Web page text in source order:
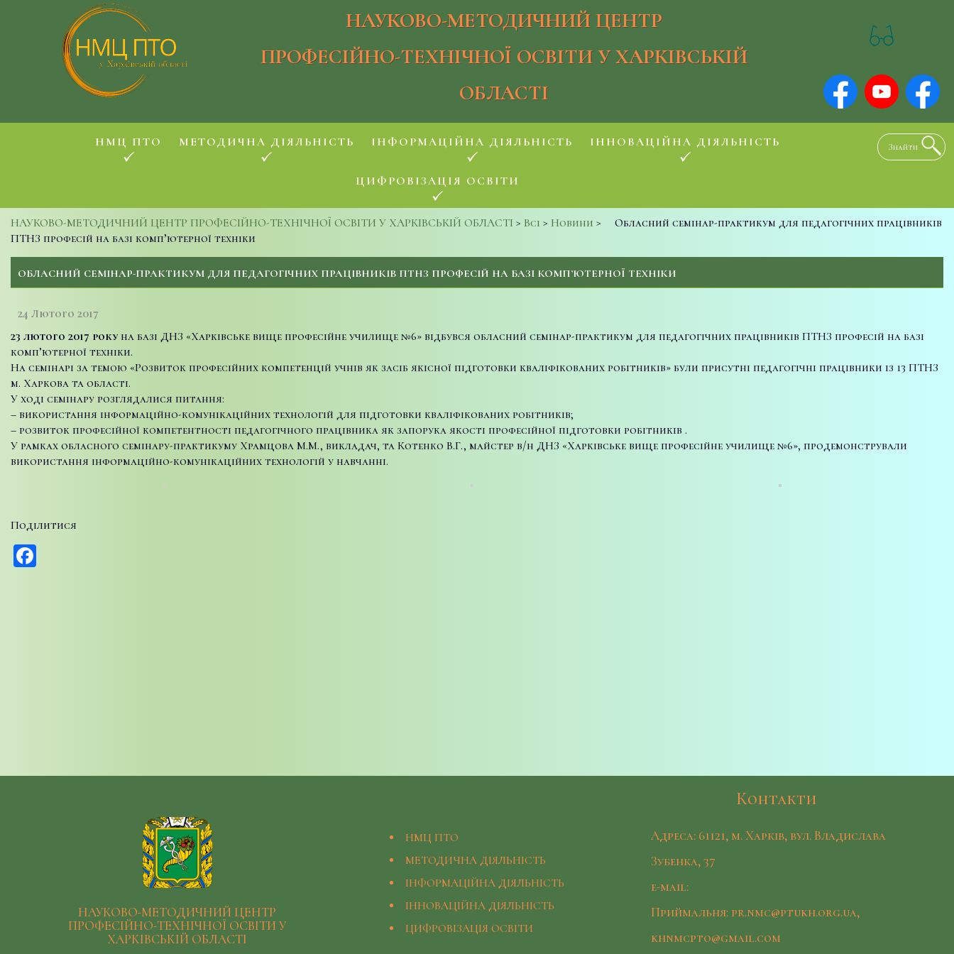
НАУКОВО-МЕТОДИЧНИЙ ЦЕНТР
ПРОФЕСІЙНО-ТЕХНІЧНОЇ ОСВІТИ У ХАРКІВСЬКІЙ
ОБЛАСТІ
НМЦ ПТО МЕТОДИЧНА ДІЯЛЬНІСТЬ ІНФОРМАЦІЙНА ДІЯЛЬНІСТЬ ІННОВАЦІЙНА ДІЯЛЬНІСТЬ
ЦИФРОВІЗАЦІЯ ОСВІТИ
НАУКОВО-МЕТОДИЧНИЙ ЦЕНТР ПРОФЕСІЙНО-ТЕХНІЧНОЇ ОСВІТИ У ХАРКІВСЬКІЙ ОБЛАСТІ > Всі > Новини >
Обласний семінар-практикум для педагогічних працівників
ПТНЗ професій на базі комп’ютерної техніки
ОБЛАСНИЙ СЕМІНАР-ПРАКТИКУМ ДЛЯ ПЕДАГОГІЧНИХ ПРАЦІВНИКІВ ПТНЗ ПРОФЕСІЙ НА БАЗІ КОМП’ЮТЕРНОЇ ТЕХНІКИ
24 Лютого 2017
23 лютого 2017 рокуна базі ДНЗ «Харківське вище професійне училище №6» відбувся обласний семінар-практикум для педагогічних працівників ПТНЗ професій на базі
комп’ютерної техніки.
На семінарі за темою «Розвиток професійних компетенцій учнів як засіб якісної підготовки кваліфікованих робітників» були присутні педагогічні працівники із 13 ПТНЗ
м. Харкова та області.
У ході семінару розглядалися питання:
– використання інформаційно-комунікаційних технологій для підготовки кваліфікованих робітників;
– розвиток професійної компетентності педагогічного працівника як запорука якості професійної підготовки робітників .
У рамках обласного семінару-практикуму Храмцова М.М., викладач, та Котенко В.Г., майстер в/н ДНЗ «Харківське вище професійне училище №6», продемонстрували
використання інформаційно-комунікаційних технологій у навчанні.
Поділитися
НАУКОВО-МЕТОДИЧНИЙ ЦЕНТР
ПРОФЕСІЙНО-ТЕХНІЧНОЇ ОСВІТИ У
ХАРКІВСЬКІЙ ОБЛАСТІ
НМЦ ПТО
МЕТОДИЧНА ДІЯЛЬНІСТЬ
ІНФОРМАЦІЙНА ДІЯЛЬНІСТЬ
ІННОВАЦІЙНА ДІЯЛЬНІСТЬ
ЦИФРОВІЗАЦІЯ ОСВІТИ
Контакти
Адреса: 61121, м. Харків, вул. Владислава
Зубенка, 37
e-mail:
Приймальня: pr.nmc@ptukh.org.ua,
khnmcpto@gmail.com